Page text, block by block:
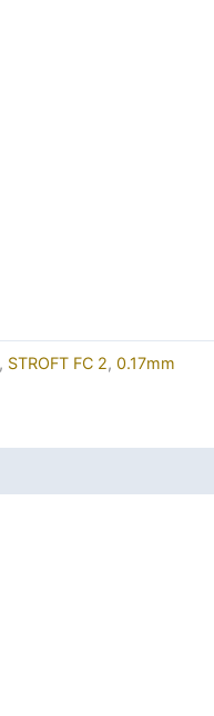
, STROFT FC 2, 0.17mm